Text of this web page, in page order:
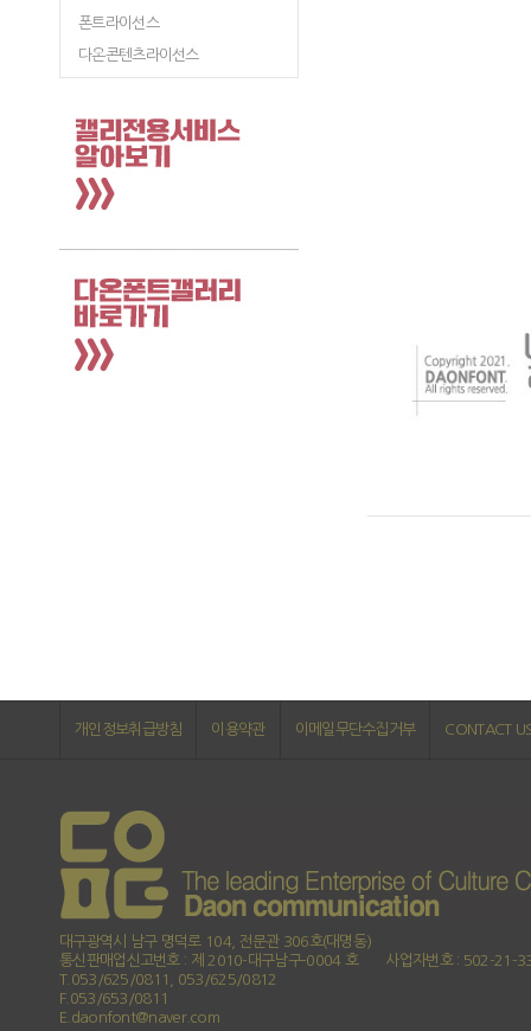
폰트라이선스
다온콘텐츠라이선스
개인정보취급방침 이용약관 이메일무단수집거부 CONTACT
대구광역시 남구 명덕로 104, 전문관 306호(대명동)
통신판매업신고번호 : 제 2010-대구남구-0004 호
사업자번호 : 502-21-
T.053/625/0811, 053/625/0812
F.053/653/0811
E.daonfont@naver.com